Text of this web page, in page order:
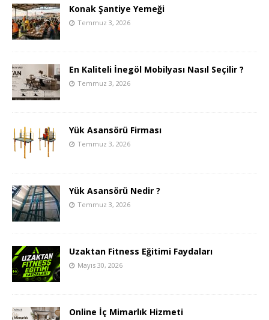
Konak Şantiye Yemeği
Temmuz 3, 2026
En Kaliteli İnegöl Mobilyası Nasıl Seçilir ?
Temmuz 3, 2026
Yük Asansörü Firması
Temmuz 3, 2026
Yük Asansörü Nedir ?
Temmuz 3, 2026
Uzaktan Fitness Eğitimi Faydaları
Mayıs 30, 2026
Online İç Mimarlık Hizmeti